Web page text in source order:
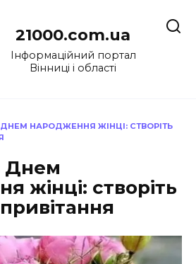
21000.com.ua
Інформаційний портал
Вінниці і області
ДНЕМ НАРОДЖЕННЯ ЖІНЦІ: СТВОРІТЬ
Днем
жінці: створіть